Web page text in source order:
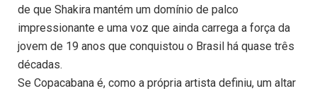
de que Shakira mantém um domínio de palco
impressionante e uma voz que ainda carrega a força da
jovem de 19 anos que conquistou o Brasil há quase três
décadas.
Se Copacabana é, como a própria artista definiu, um altar